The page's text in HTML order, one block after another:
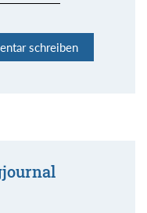
schreiben